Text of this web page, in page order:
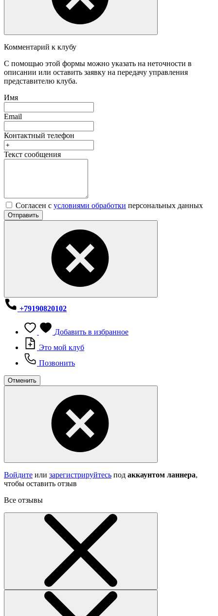
Комментарий к клубу
С помощью этой формы можно указать на неточности в
описании или оставить заявку на передачу управления
представителю клуба.
Имя
Email
Контактный телефон
Текст сообщения
Согласен с условиями обработки персональных данных
Отправить
+79190820102
Добавить в избранное
Это мой клуб
Позвонить
Отменить
Войдите или зарегистрируйтесь под аккаунтом ланнера,
чтобы оставить отзыв
Все отзывы